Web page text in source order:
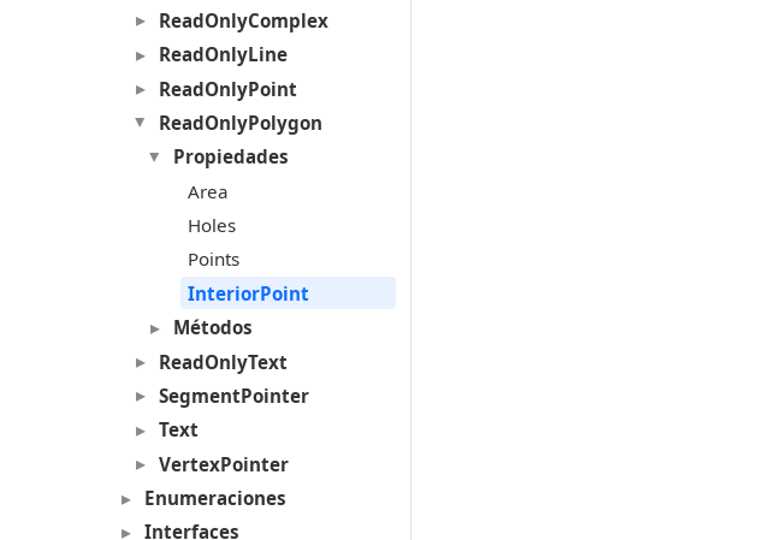
ReadOnlyComplex
ReadOnlyLine
ReadOnlyPoint
ReadOnlyPolygon
Propiedades
Area
Holes
Points
InteriorPoint
Métodos
ReadOnlyText
SegmentPointer
Text
VertexPointer
Enumeraciones
Interfaces